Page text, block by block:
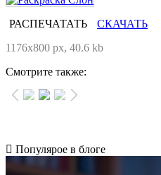
РАСПЕЧАТАТЬ
СКАЧАТЬ
1176x800 px, 40.6 kb
Смотрите также:
Популярое в блоге